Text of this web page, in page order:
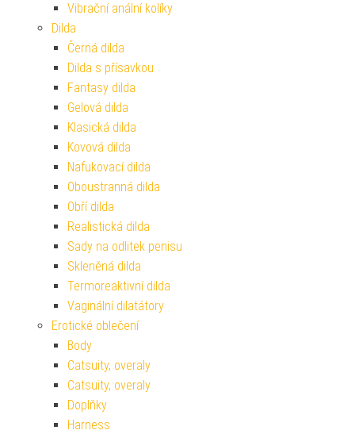
Vibrační anální kolíky
Dilda
Černá dilda
Dilda s přísavkou
Fantasy dilda
Gelová dilda
Klasická dilda
Kovová dilda
Nafukovací dilda
Oboustranná dilda
Obří dilda
Realistická dilda
Sady na odlitek penisu
Skleněná dilda
Termoreaktivní dilda
Vaginální dilatátory
Erotické oblečení
Body
Catsuity, overaly
Catsuity, overaly
Doplňky
Harness